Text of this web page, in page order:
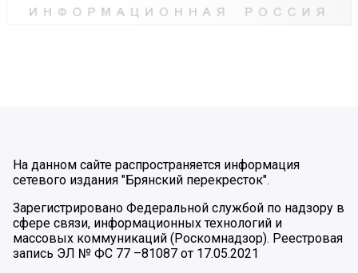
На данном сайте распространяется информация
сетевого издания "Брянский перекресток".
Зарегистрировано Федеральной службой по надзору в
сфере связи, информационных технологий и
массовых коммуникаций (Роскомнадзор). Реестровая
запись ЭЛ № ФС 77 –81087 от 17.05.2021